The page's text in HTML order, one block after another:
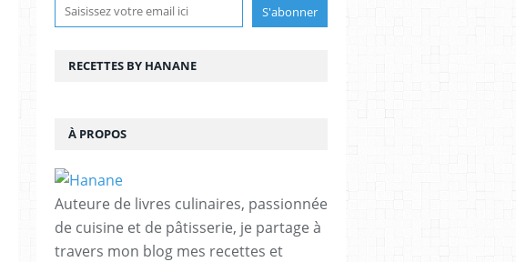
RECETTES BY HANANE
À PROPOS
Auteure de livres culinaires, passionnée
de cuisine et de pâtisserie, je partage à
travers mon blog mes recettes et